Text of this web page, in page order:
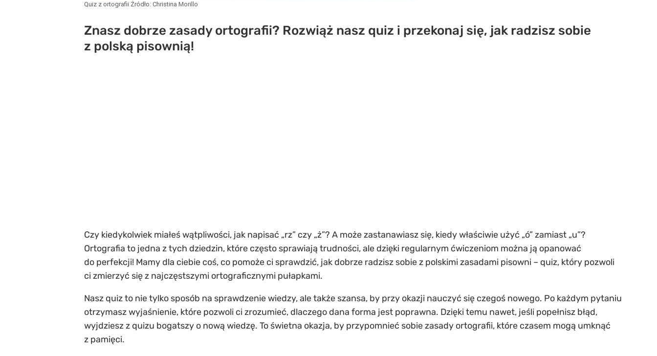
Quiz z ortografii Źródło: Christina Morillo
Znasz dobrze zasady ortografii? Rozwiąż nasz quiz i przekonaj się, jak radzisz sobie
z polską pisownią!
Czy kiedykolwiek miałeś wątpliwości, jak napisać „rz” czy „ż”? A może zastanawiasz się, kiedy właściwie użyć „ó” zamiast „u”?
Ortografia to jedna z tych dziedzin, które często sprawiają trudności, ale dzięki regularnym ćwiczeniom można ją opanować
do perfekcji! Mamy dla ciebie coś, co pomoże ci sprawdzić, jak dobrze radzisz sobie z polskimi zasadami pisowni – quiz, który pozwoli
ci zmierzyć się z najczęstszymi ortograficznymi pułapkami.
Nasz quiz to nie tylko sposób na sprawdzenie wiedzy, ale także szansa, by przy okazji nauczyć się czegoś nowego. Po każdym pytaniu
otrzymasz wyjaśnienie, które pozwoli ci zrozumieć, dlaczego dana forma jest poprawna. Dzięki temu nawet, jeśli popełnisz błąd,
wyjdziesz z quizu bogatszy o nową wiedzę. To świetna okazja, by przypomnieć sobie zasady ortografii, które czasem mogą umknąć
z pamięci.